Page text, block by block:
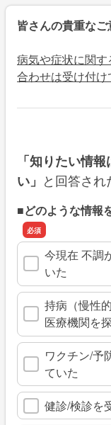
皆さんの貴重なご
病気や症状に関
合わせは受け付け
「知りたい情
い」 と回答され
■どのような情報
今現在 不調
いた
持病（慢性
医療機関を
ワクチン/予
ていた
健診/検診を